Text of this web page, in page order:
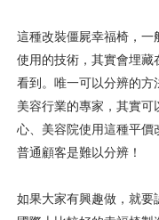
這種改裝僵屍幸福椅，
使用的技術，其實會埋
看到。唯一可以分辨的方
美容行業的專家，其實
心、美容院使用這種平
普通顧客是難以分辨！
如果大家有興趣做，就要